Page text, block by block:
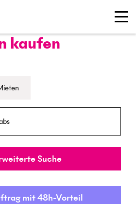
kaufen
Suche
mit 48h-Vorteil